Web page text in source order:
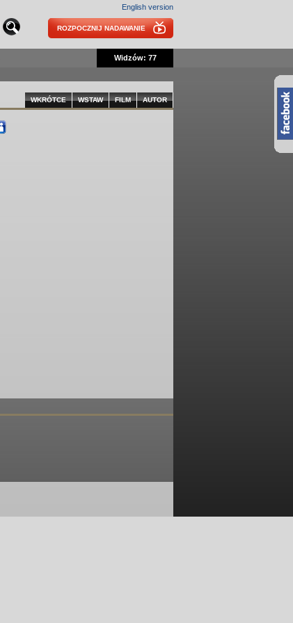
English version
ROZPOCZNIJ NADAWANIE
Widzów: 77
AUTOR
FILM
WSTAW
WKRÓTCE